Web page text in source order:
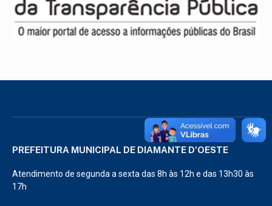
PREFEITURA MUNICIPAL DE DIAMANTE D'OESTE
Atendimento de segunda a sexta das 8h às 12h e das 13h30 às
17h